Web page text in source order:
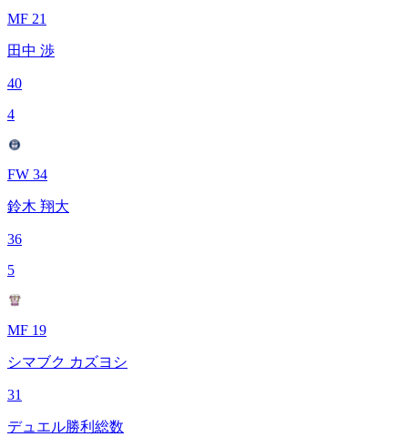
MF 21
田中 渉
40
4
FW 34
鈴木 翔大
36
5
MF 19
シマブク カズヨシ
31
デュエル勝利総数